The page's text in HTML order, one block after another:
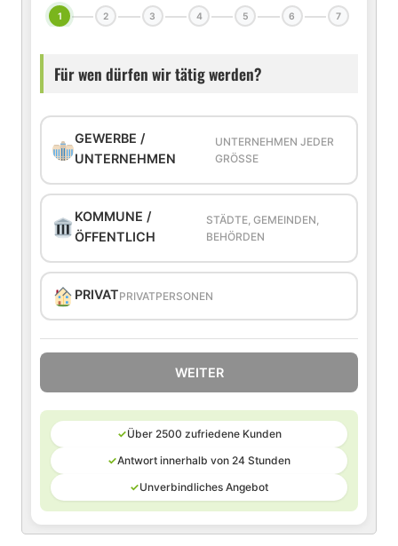
1 2 3 4 5 6 7
Für wen dürfen wir tätig werden?
GEWERBE /
UNTERNEHMEN
UNTERNEHMEN JEDER
GRÖSSE
KOMMUNE /
ÖFFENTLICH
STÄDTE, GEMEINDEN,
BEHÖRDEN
PRIVATPRIVATPERSONEN
WEITER
✓Über 2500 zufriedene Kunden
✓Antwort innerhalb von 24 Stunden
✓Unverbindliches Angebot